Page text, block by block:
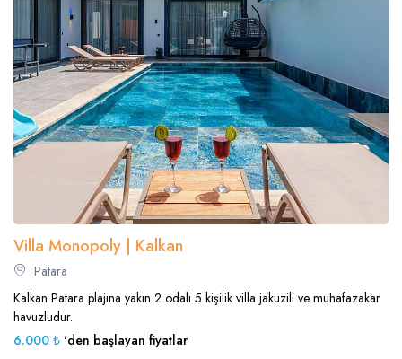
Villa Monopoly | Kalkan
Patara
Kalkan Patara plajına yakın 2 odalı 5 kişilik villa jakuzili ve muhafazakar
havuzludur.
6.000 ₺ 'den başlayan fiyatlar